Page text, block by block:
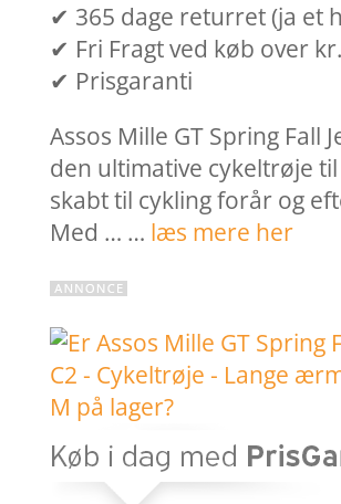
✔ 365 dage returret (ja et
✔ Fri Fragt ved køb over
✔ Prisgaranti
Assos Mille GT Spring Fall
den ultimative cykeltrøje
skabt til cykling forår og
Med … … læs mere her